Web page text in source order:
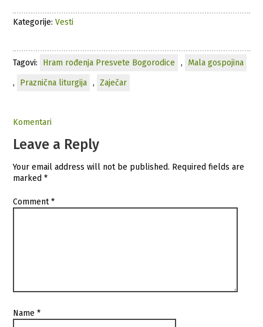
Kategorije:Vesti
Tagovi: Hram rođenja Presvete Bogorodice ,
Mala gospojina
,
Praznična liturgija , Zaječar
Komentari
Leave a Reply
Your email address will not be published. Required fields are
marked*
Comment*
Name*